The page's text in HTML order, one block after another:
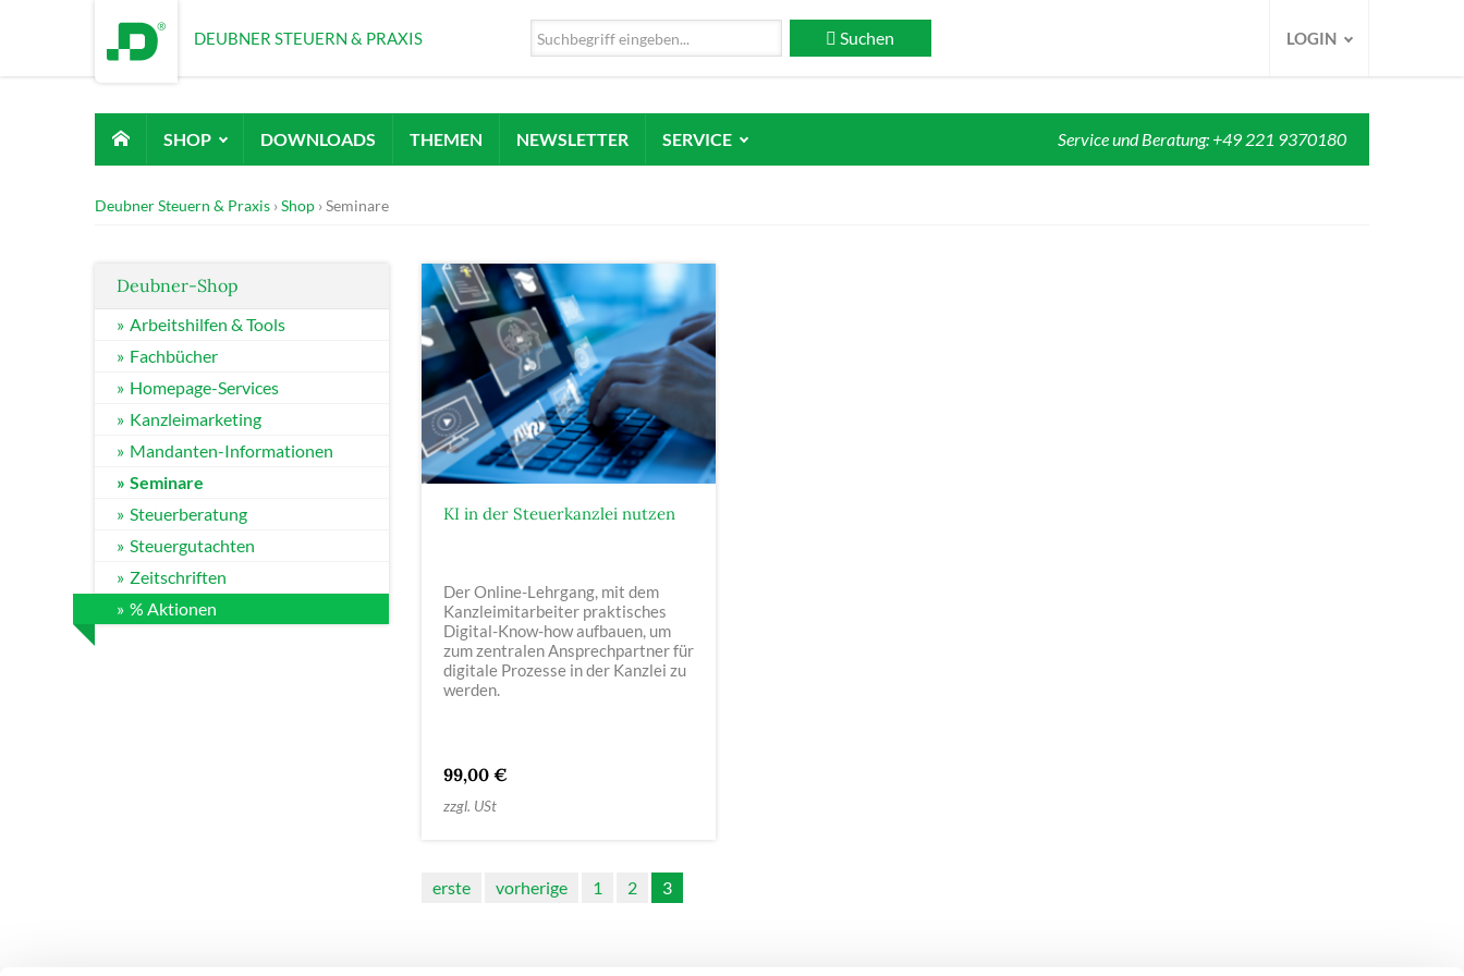
DEUBNER STEUERN & PRAXIS Suchen LOGIN
SHOP DOWNLOADS THEMEN NEWSLETTER SERVICE Service und Beratung: +49 221 9370180
Deubner Steuern & Praxis Shop Seminare
Deubner-Shop
Arbeitshilfen & Tools
Fachbücher
Homepage-Services
Kanzleimarketing
Mandanten-Informationen
Seminare
Steuerberatung
Steuergutachten
Zeitschriften
% Aktionen
KI in der Steuerkanzlei nutzen
Der Online-Lehrgang, mit dem
Kanzleimitarbeiter praktisches
Digital-Know-how aufbauen, um
zum zentralen Ansprechpartner für
digitale Prozesse in der Kanzlei zu
werden.
99,00 €
zzgl. USt
erste vorherige 1 2 3